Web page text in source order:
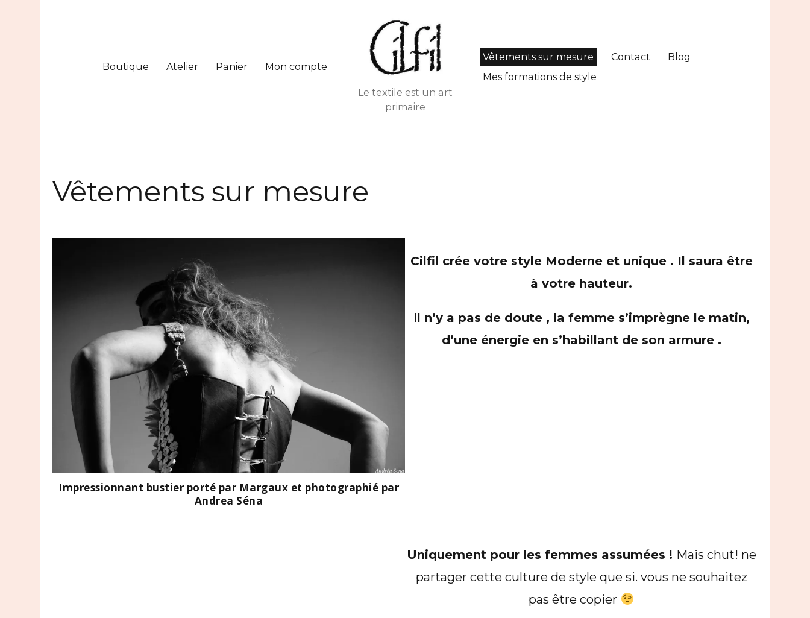
Boutique Atelier Panier Mon compte
Vêtements sur mesure Contact
Blog
Mes formations de style
Le textile est un art
primaire
Vêtements sur mesure
Impressionnant bustier porté par Margaux et photographié par
Andrea Séna
Cilfil crée votre style Moderne et unique . Il saura être
à votre hauteur.
Il n’y a pas de doute , la femme s’imprègne le matin,
d’une énergie en s’habillant de son armure .
Uniquement pour les femmes assumées ! Mais chut! ne
partager cette culture de style que si. vous ne souhaitez
pas être copier